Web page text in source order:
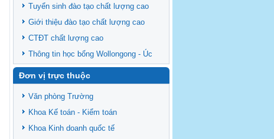
Tuyển sinh đào tạo chất lượng cao
Giới thiệu đào tạo chất lượng cao
CTĐT chất lượng cao
Thông tin học bổng Wollongong - Úc
Đơn vị trực thuộc
Văn phòng Trường
Khoa Kế toán - Kiểm toán
Khoa Kinh doanh quốc tế